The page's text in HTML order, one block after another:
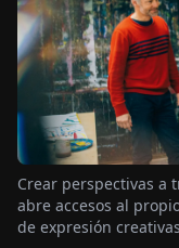
ENDEFRESITNLPL
Crear perspectivas a
abre accesos al
de expresión